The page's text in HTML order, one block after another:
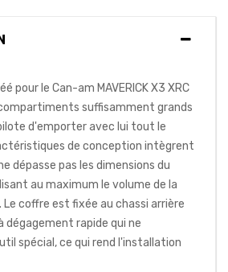
pour le Can-am MAVERICK X3 XRC
suffisamment grands
d'emporter avec lui tout le
de conception intègrent
dépasse pas les dimensions du
au maximum le volume de la
coffre est fixée au chassi arrière
rapide qui ne
spécial, ce qui rend l'installation